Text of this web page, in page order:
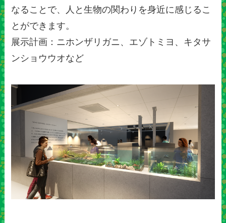
なることで、人と生物の関わりを身近に感じるこ
とができます。
展示計画：ニホンザリガニ、エゾトミヨ、キタサ
ンショウウオなど